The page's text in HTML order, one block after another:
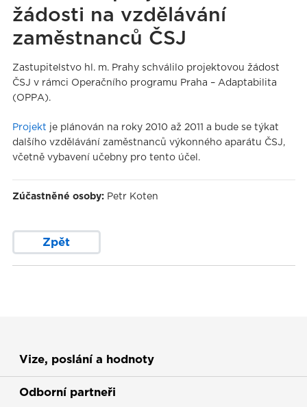
žádosti na vzdělávání
zaměstnanců ČSJ
Zastupitelstvo hl. m. Prahy schválilo projektovou žádost
ČSJ v rámci Operačního programu Praha – Adaptabilita
(OPPA).
Projekt je plánován na roky 2010 až 2011 a bude se týkat
dalšího vzdělávání zaměstnanců výkonného aparátu ČSJ,
včetně vybavení učebny pro tento účel.
Zúčastněné osoby:Petr Koten
Zpět
Vize, poslání a hodnoty
Odborní partneři